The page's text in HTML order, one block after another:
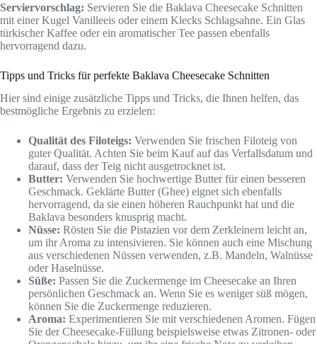
Serviervorschlag: Servieren Sie die Baklava Cheesecake Schnitten
mit einer Kugel Vanilleeis oder einem Klecks Schlagsahne. Ein Glas
türkischer Kaffee oder ein aromatischer Tee passen ebenfalls
hervorragend dazu.
Tipps und Tricks für perfekte Baklava Cheesecake Schnitten
Hier sind einige zusätzliche Tipps und Tricks, die Ihnen helfen, das
bestmögliche Ergebnis zu erzielen:
Qualität des Filoteigs: Verwenden Sie frischen Filoteig von
guter Qualität. Achten Sie beim Kauf auf das Verfallsdatum und
darauf, dass der Teig nicht ausgetrocknet ist.
Butter: Verwenden Sie hochwertige Butter für einen besseren
Geschmack. Geklärte Butter (Ghee) eignet sich ebenfalls
hervorragend, da sie einen höheren Rauchpunkt hat und die
Baklava besonders knusprig macht.
Nüsse: Rösten Sie die Pistazien vor dem Zerkleinern leicht an,
um ihr Aroma zu intensivieren. Sie können auch eine Mischung
aus verschiedenen Nüssen verwenden, z.B. Mandeln, Walnüsse
oder Haselnüsse.
Süße: Passen Sie die Zuckermenge im Cheesecake an Ihren
persönlichen Geschmack an. Wenn Sie es weniger süß mögen,
können Sie die Zuckermenge reduzieren.
Aroma: Experimentieren Sie mit verschiedenen Aromen. Fügen
Sie der Cheesecake-Füllung beispielsweise etwas Zitronen- oder